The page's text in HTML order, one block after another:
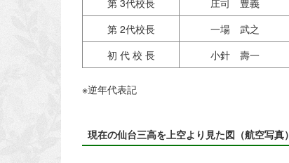
第 2代校長
一場 武之
初 代 校 長
小針 壽一
※逆年代表記
現在の仙台三高を上空より見た図（航空写真）